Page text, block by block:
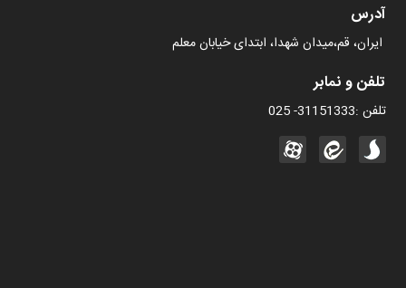
آدرس
ایران، قم،میدان شهدا، ابتدای خیابان معلم
تلفن و نمابر
تلفن :31151333- 025